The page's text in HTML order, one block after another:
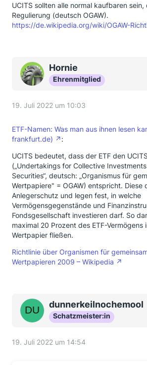
UCITS sollten alle normal kaufbaren sein,
Regulierung (deutsch OGAW).
https://de.wikipedia.org/wiki/OGAW-
Hornie
Ehrenmitglied
19. Juli 2022 um 10:03
ETF-Namen: Was man aus ihnen lesen
frankfurt.de)
:
UCITS bedeutet, dass der ETF den
(„Undertakings for Collective
Securities“, deutsch: „Organismus für
Wertpapiere" = OGAW) entspricht. Diese
Anlegerschutz und legen fest, in welche
Vermögensgegenstände und
Fondsgesellschaft investieren darf. So
maximal 20 Prozent des ETF-Vermögens
Wertpapier fließen.
Richtlinie über Organismen für
Wertpapieren 2009 – Wikipedia
dunnerkeilnochemool
Schatzmeister:in
19. Juli 2022 um 14:54